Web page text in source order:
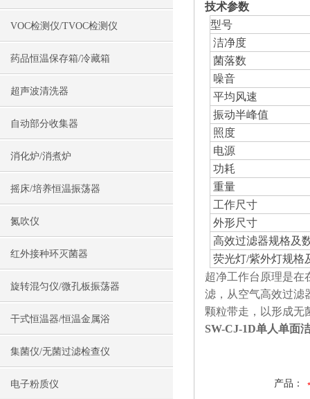
VOC检测仪/TVOC检测仪
药品恒温保存箱/冷藏箱
超声波清洗器
自动部分收集器
消化炉/消煮炉
摇床/培养恒温振荡器
氮吹仪
红外接种环灭菌器
旋转混匀仪/微孔板振荡器
干式恒温器/恒温金属浴
集菌仪/无菌过滤检查仪
电子粉质仪
技术参数
型号
洁净度
菌落数
噪音
平均风速
振动半峰值
照度
电源
功耗
重量
工作尺寸
外形尺寸
高效过滤器规格及
荧光灯/紫外灯规格
超净工作台原理是在
滤，从空气高效过滤
颗粒带走，以形成无
SW-CJ-1D单人单面
产品：